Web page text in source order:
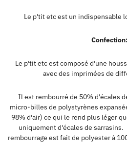
Le p'tit etc est un indispensable
Confection:
Le p'tit etc est composé d'une
avec des imprimées de
Il est rembourré de 50% d'écales
micro-billes de polystyrènes
98% d'air) ce qui le rend plus léger
uniquement d'écales de sarrasins.
rembourrage est fait de polyester à